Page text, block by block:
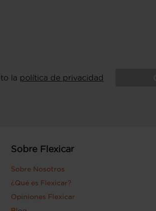
la política de privacidad
Sobre Flexicar
Sobre Nosotros
¿Qué es Flexicar?
Opiniones Flexicar